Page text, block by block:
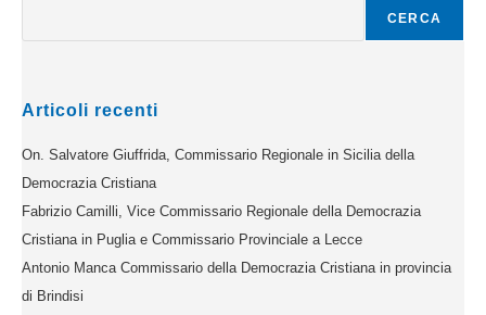
CERCA
Articoli recenti
On. Salvatore Giuffrida, Commissario Regionale in Sicilia della
Democrazia Cristiana
Fabrizio Camilli, Vice Commissario Regionale della Democrazia
Cristiana in Puglia e Commissario Provinciale a Lecce
Antonio Manca Commissario della Democrazia Cristiana in provincia
di Brindisi